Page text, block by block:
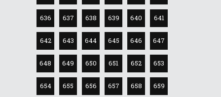
636 637 638 639 640 641
642 643 644 645 646 647
648 649 650 651 652 653
654 655 656 657 658 659